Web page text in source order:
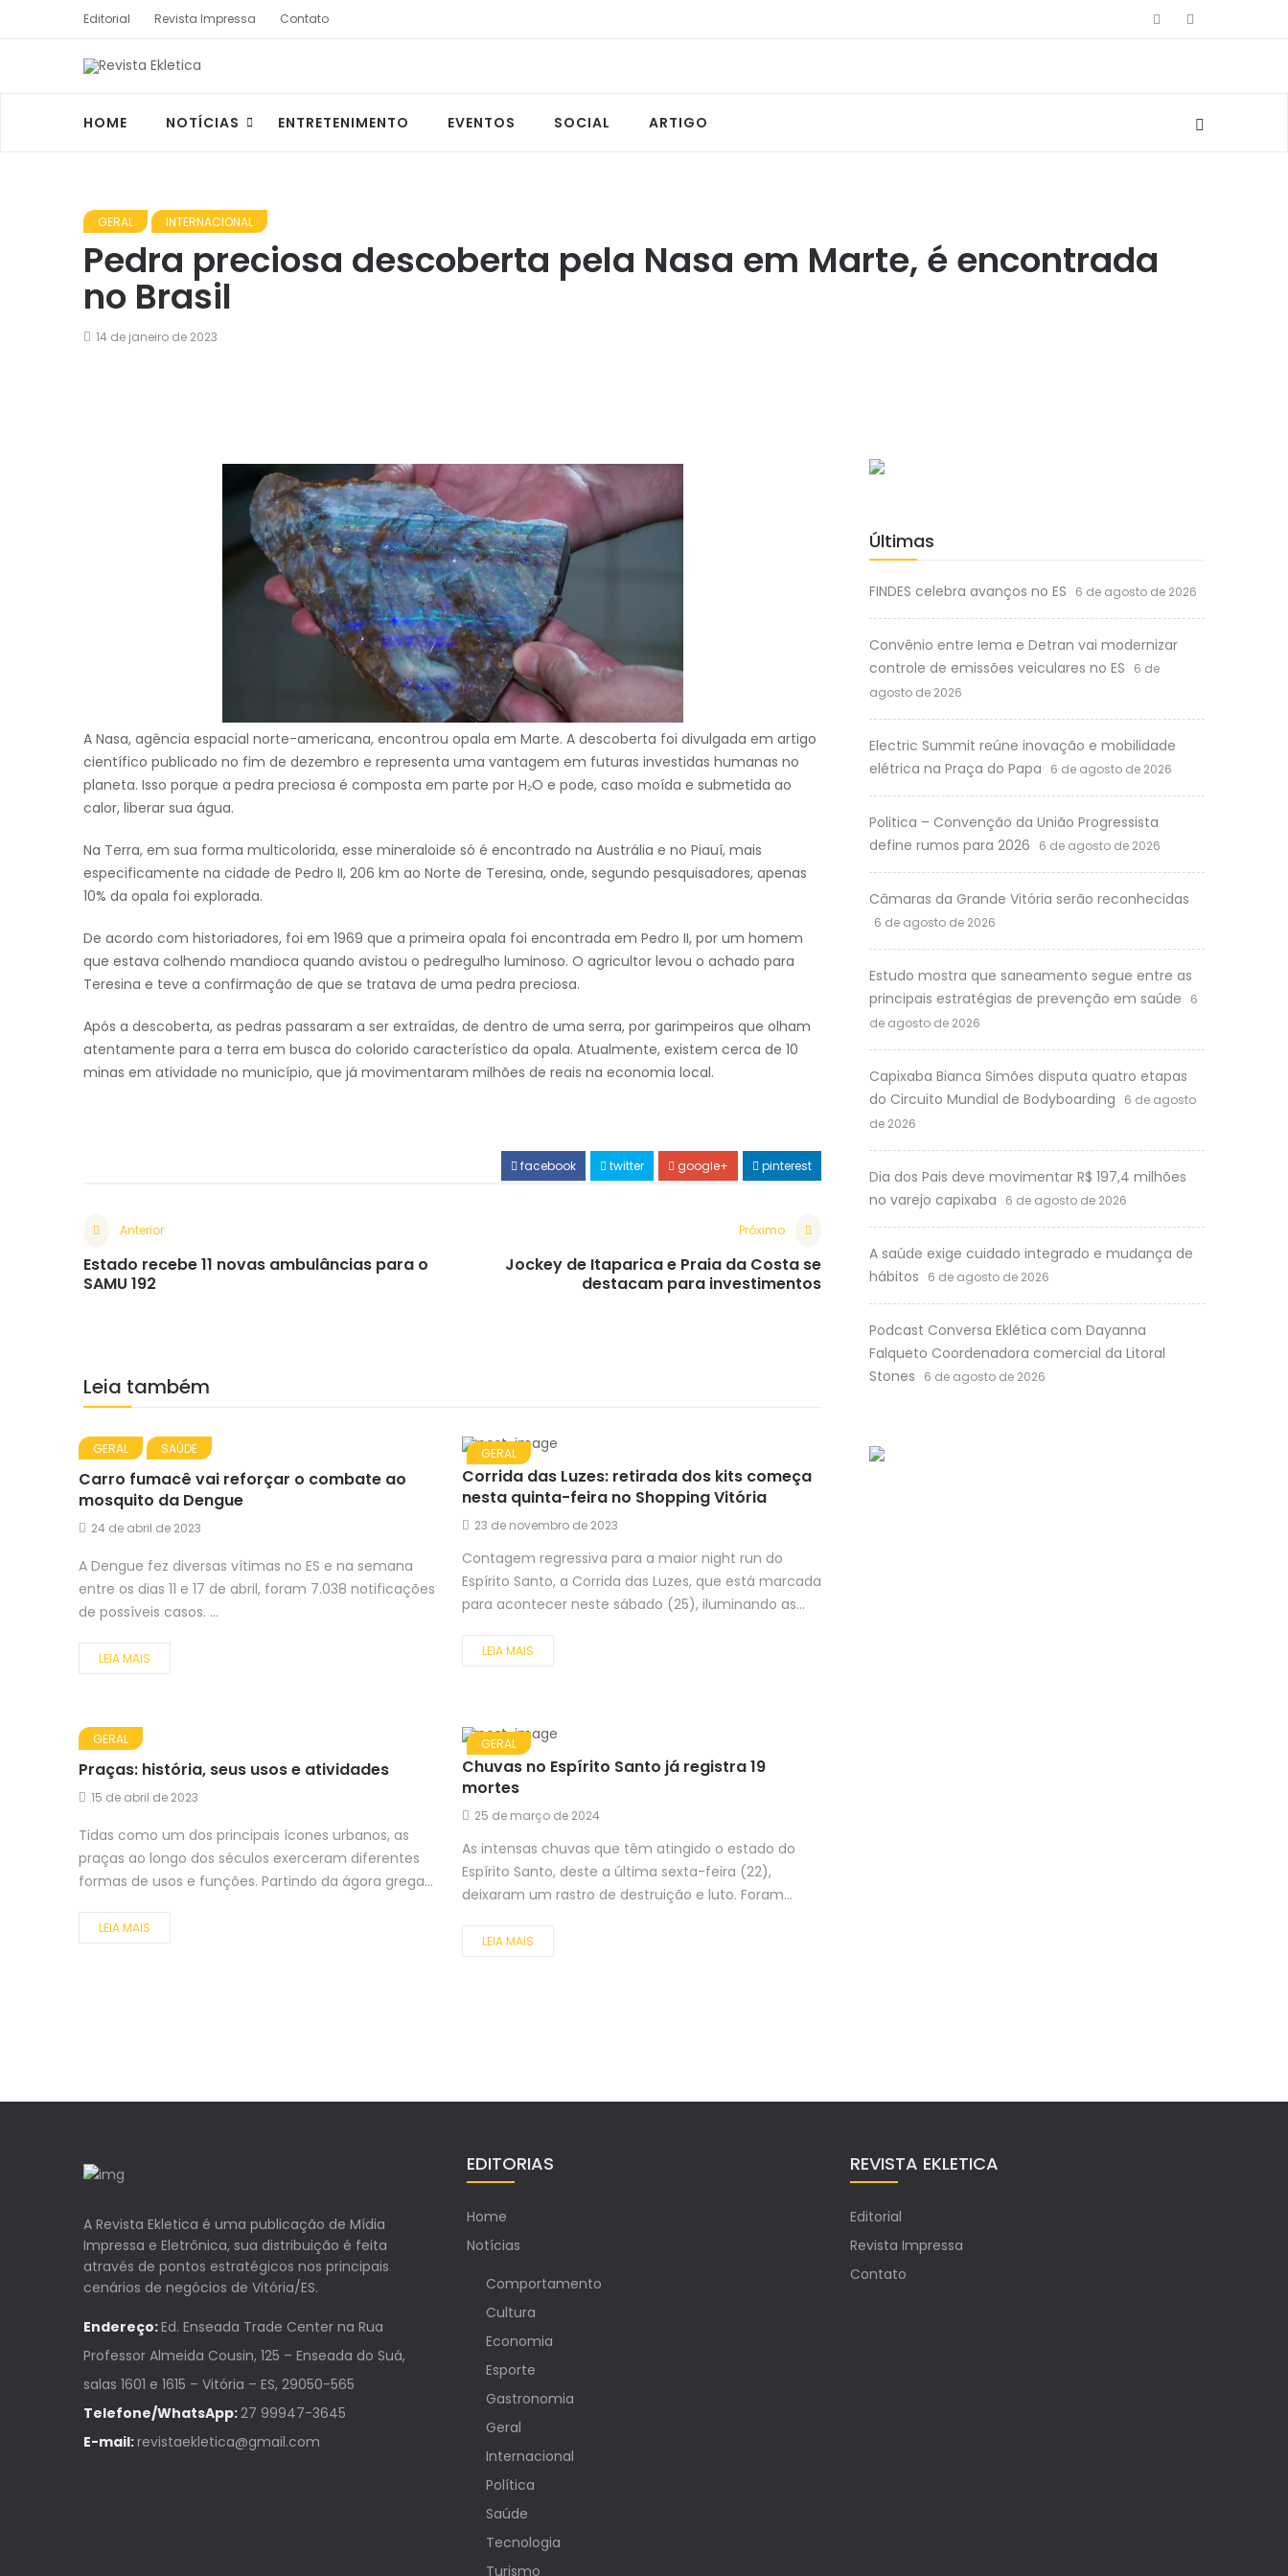
Editorial Revista Impressa Contato
HOME NOTÍCIAS ENTRETENIMENTO EVENTOS SOCIAL ARTIGO
GERAL INTERNACIONAL
Pedra preciosa descoberta pela Nasa em Marte, é encontrada
no Brasil
14 de janeiro de 2023
A Nasa, agência espacial norte-americana, encontrou opala em Marte. A descoberta foi divulgada em artigo
científico publicado no fim de dezembro e representa uma vantagem em futuras investidas humanas no
planeta. Isso porque a pedra preciosa é composta em parte por H₂O e pode, caso moída e submetida ao
calor, liberar sua água.
Na Terra, em sua forma multicolorida, esse mineraloide só é encontrado na Austrália e no Piauí, mais
especificamente na cidade de Pedro II, 206 km ao Norte de Teresina, onde, segundo pesquisadores, apenas
10% da opala foi explorada.
De acordo com historiadores, foi em 1969 que a primeira opala foi encontrada em Pedro II, por um homem
que estava colhendo mandioca quando avistou o pedregulho luminoso. O agricultor levou o achado para
Teresina e teve a confirmação de que se tratava de uma pedra preciosa.
Após a descoberta, as pedras passaram a ser extraídas, de dentro de uma serra, por garimpeiros que olham
atentamente para a terra em busca do colorido característico da opala. Atualmente, existem cerca de 10
minas em atividade no município, que já movimentaram milhões de reais na economia local.
facebook twitter google+ pinterest
Anterior
Estado recebe 11 novas ambulâncias para o
SAMU 192
Próximo
Jockey de Itaparica e Praia da Costa se
destacam para investimentos
Leia também
GERAL SAÚDE
Carro fumacê vai reforçar o combate ao
mosquito da Dengue
24 de abril de 2023
A Dengue fez diversas vítimas no ES e na semana
entre os dias 11 e 17 de abril, foram 7.038 notificações
de possíveis casos. ...
LEIA MAIS
GERAL
Corrida das Luzes: retirada dos kits começa
nesta quinta-feira no Shopping Vitória
23 de novembro de 2023
Contagem regressiva para a maior night run do
Espírito Santo, a Corrida das Luzes, que está marcada
para acontecer neste sábado (25), iluminando as...
LEIA MAIS
GERAL
Praças: história, seus usos e atividades
15 de abril de 2023
Tidas como um dos principais ícones urbanos, as
praças ao longo dos séculos exerceram diferentes
formas de usos e funções. Partindo da ágora grega...
LEIA MAIS
GERAL
Chuvas no Espírito Santo já registra 19
mortes
25 de março de 2024
As intensas chuvas que têm atingido o estado do
Espírito Santo, deste a última sexta-feira (22),
deixaram um rastro de destruição e luto. Foram...
LEIA MAIS
Últimas
FINDES celebra avanços no ES 6 de agosto de 2026
Convênio entre Iema e Detran vai modernizar
controle de emissões veiculares no ES
6 de
agosto de 2026
Electric Summit reúne inovação e mobilidade
elétrica na Praça do Papa
6 de agosto de 2026
Politica – Convenção da União Progressista
define rumos para 2026
6 de agosto de 2026
Câmaras da Grande Vitória serão reconhecidas
6 de agosto de 2026
Estudo mostra que saneamento segue entre as
principais estratégias de prevenção em saúde
6
de agosto de 2026
Capixaba Bianca Simões disputa quatro etapas
do Circuito Mundial de Bodyboarding
6 de agosto
de 2026
Dia dos Pais deve movimentar R$ 197,4 milhões
no varejo capixaba
6 de agosto de 2026
A saúde exige cuidado integrado e mudança de
hábitos
6 de agosto de 2026
Podcast Conversa Eklética com Dayanna
Falqueto Coordenadora comercial da Litoral
Stones
6 de agosto de 2026
A Revista Ekletica é uma publicação de Mídia
Impressa e Eletrônica, sua distribuição é feita
através de pontos estratégicos nos principais
cenários de negócios de Vitória/ES.
Endereço:Ed. Enseada Trade Center na Rua
Professor Almeida Cousin, 125 – Enseada do Suá,
salas 1601 e 1615 – Vitória – ES, 29050-565
Telefone/WhatsApp:27 99947-3645
E-mail:revistaekletica@gmail.com
EDITORIAS
Home
Notícias
Comportamento
Cultura
Economia
Esporte
Gastronomia
Geral
Internacional
Política
Saúde
Tecnologia
Turismo
REVISTA EKLETICA
Editorial
Revista Impressa
Contato